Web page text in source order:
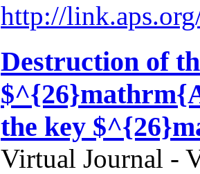
http://
Destruction of
the key
Virtual Journal -